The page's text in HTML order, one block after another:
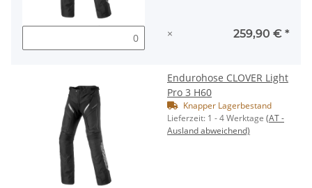
× 259,90 € *
Endurohose CLOVER Light
Pro 3 H60
Knapper Lagerbestand
Lieferzeit: 1 - 4 Werktage (AT -
Ausland abweichend)